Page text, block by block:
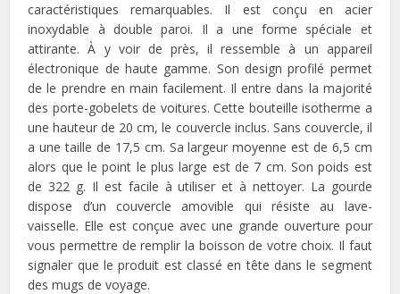
caractéristiques remarquables. Il est conçu en acier
inoxydable à double paroi. Il a une forme spéciale et
attirante. À y voir de près, il ressemble à un appareil
électronique de haute gamme. Son design profilé permet
de le prendre en main facilement. Il entre dans la majorité
des porte-gobelets de voitures. Cette bouteille isotherme a
une hauteur de 20 cm, le couvercle inclus. Sans couvercle, il
a une taille de 17,5 cm. Sa largeur moyenne est de 6,5 cm
alors que le point le plus large est de 7 cm. Son poids est
de 322 g. Il est facile à utiliser et à nettoyer. La gourde
dispose d’un couvercle amovible qui résiste au lave-
vaisselle. Elle est conçue avec une grande ouverture pour
vous permettre de remplir la boisson de votre choix. Il faut
signaler que le produit est classé en tête dans le segment
des mugs de voyage.